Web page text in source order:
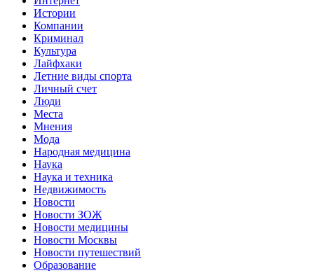
Истории
Компании
Криминал
Культура
Лайфхаки
Летние виды спорта
Личный счет
Люди
Места
Мнения
Мода
Народная медицина
Наука
Наука и техника
Недвижимость
Новости
Новости ЗОЖ
Новости медицины
Новости Москвы
Новости путешествий
Образование